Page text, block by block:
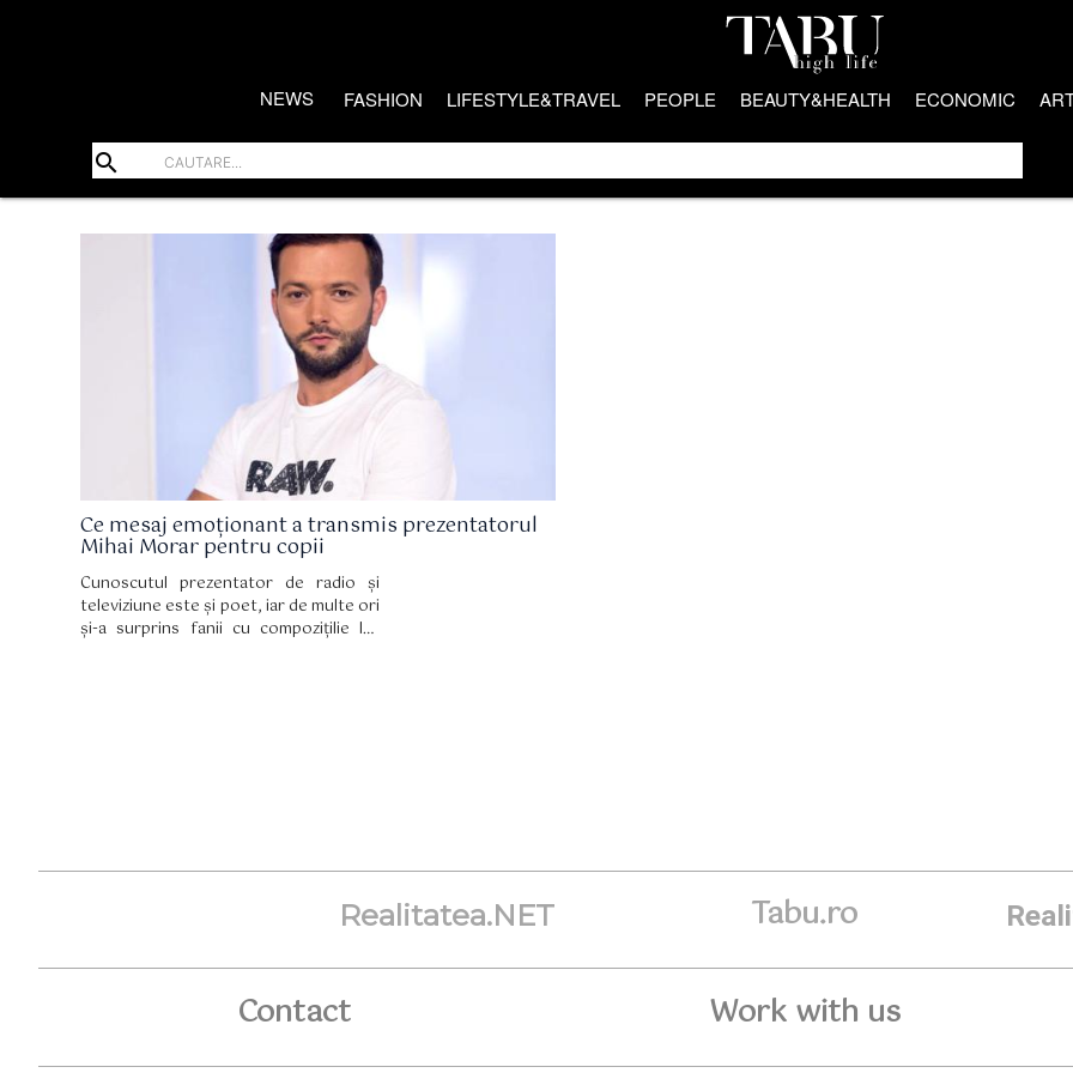
NEWS FASHION LIFESTYLE&TRAVEL PEOPLE BEAUTY&HEALTH ECONOMIC
search
Ce mesaj emoționant a transmis prezentatorul
Mihai Morar pentru copii
Cunoscutul prezentator de radio și
televiziune este și poet, iar de multe ori
și-a surprins fanii cu compozițilie lui.
Realitatea.NET Tabu.ro
Contact Work with us